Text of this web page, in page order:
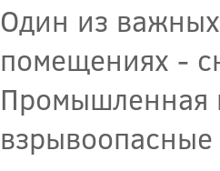
Один из важных
помещениях -
Промышленная